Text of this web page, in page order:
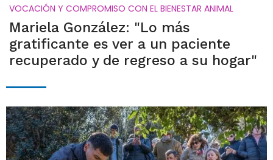
VOCACIÓN Y COMPROMISO CON EL BIENESTAR ANIMAL
Mariela González: "Lo más
gratificante es ver a un paciente
recuperado y de regreso a su hogar"